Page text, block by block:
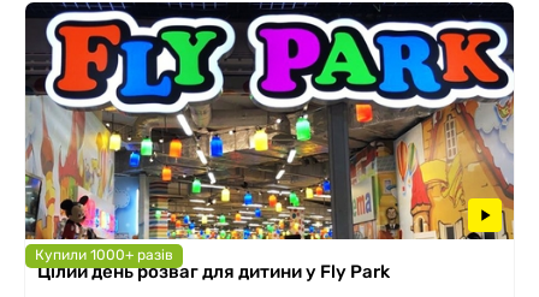
Купили 1000+ разів
Цілий день розваг для дитини у Fly Park